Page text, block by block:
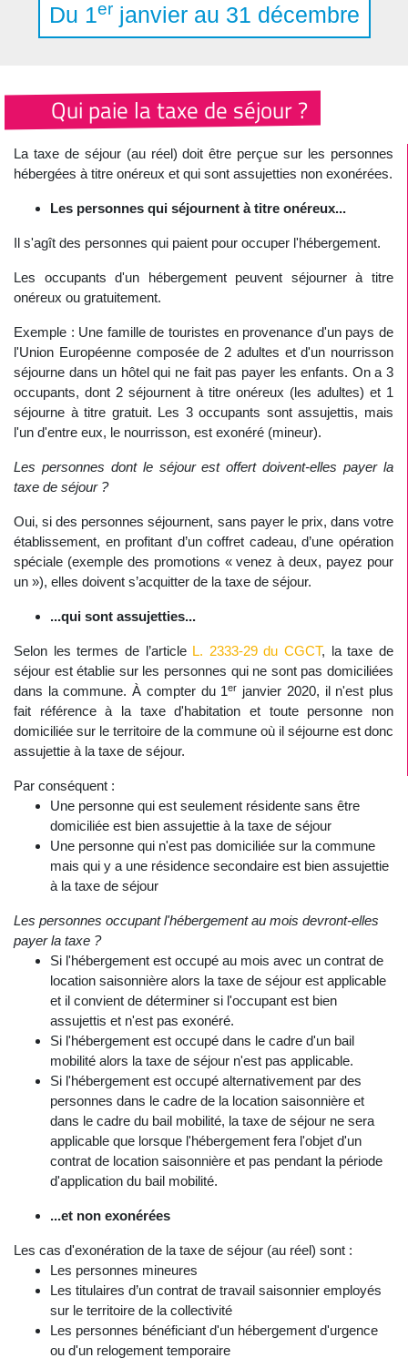
Du 1erjanvier au 31 décembre
Qui paie la taxe de séjour ?
La taxe de séjour (au réel) doit être perçue sur les personnes
hébergées à titre onéreux et qui sont assujetties non exonérées.
Les personnes qui séjournent à titre onéreux...
Il s'agît des personnes qui paient pour occuper l'hébergement.
Les occupants d'un hébergement peuvent séjourner à titre
onéreux ou gratuitement.
Exemple : Une famille de touristes en provenance d'un pays de
l'Union Européenne composée de 2 adultes et d'un nourrisson
séjourne dans un hôtel qui ne fait pas payer les enfants. On a 3
occupants, dont 2 séjournent à titre onéreux (les adultes) et 1
séjourne à titre gratuit. Les 3 occupants sont assujettis, mais
l'un d'entre eux, le nourrisson, est exonéré (mineur).
Les personnes dont le séjour est offert doivent-elles payer la
taxe de séjour ?
Oui, si des personnes séjournent, sans payer le prix, dans votre
établissement, en profitant d’un coffret cadeau, d’une opération
spéciale (exemple des promotions « venez à deux, payez pour
un »), elles doivent s’acquitter de la taxe de séjour.
...qui sont assujetties...
Selon les termes de l’article L. 2333-29 du CGCT, la taxe de
séjour est établie sur les personnes qui ne sont pas domiciliées
dans la commune. À compter du 1er janvier 2020, il n'est plus
fait référence à la taxe d'habitation et toute personne non
domiciliée sur le territoire de la commune où il séjourne est donc
assujettie à la taxe de séjour.
Par conséquent :
Une personne qui est seulement résidente sans être
domiciliée est bien assujettie à la taxe de séjour
Une personne qui n'est pas domiciliée sur la commune
mais qui y a une résidence secondaire est bien assujettie
à la taxe de séjour
Les personnes occupant l'hébergement au mois devront-elles
payer la taxe ?
Si l'hébergement est occupé au mois avec un contrat de
location saisonnière alors la taxe de séjour est applicable
et il convient de déterminer si l'occupant est bien
assujettis et n'est pas exonéré.
Si l'hébergement est occupé dans le cadre d'un bail
mobilité alors la taxe de séjour n'est pas applicable.
Si l'hébergement est occupé alternativement par des
personnes dans le cadre de la location saisonnière et
dans le cadre du bail mobilité, la taxe de séjour ne sera
applicable que lorsque l'hébergement fera l'objet d'un
contrat de location saisonnière et pas pendant la période
d'application du bail mobilité.
...et non exonérées
Les cas d'exonération de la taxe de séjour (au réel) sont :
Les personnes mineures
Les titulaires d’un contrat de travail saisonnier employés
sur le territoire de la collectivité
Les personnes bénéficiant d'un hébergement d'urgence
ou d'un relogement temporaire